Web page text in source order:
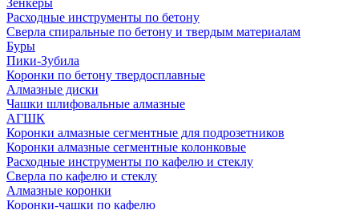
Зенкеры
Расходные инструменты по бетону
Сверла спиральные по бетону и твердым материалам
Буры
Пики-Зубила
Коронки по бетону твердосплавные
Алмазные диски
Чашки шлифовальные алмазные
АГШК
Коронки алмазные сегментные для подрозетников
Коронки алмазные сегментные колонковые
Расходные инструменты по кафелю и стеклу
Сверла по кафелю и стеклу
Алмазные коронки
Коронки-чашки по кафелю